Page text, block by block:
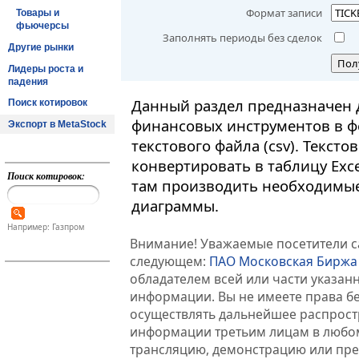
Товары и
фьючерсы
Другие рынки
Лидеры роста и
падения
Поиск котировок
Экспорт в MetaStock
Поиск котировок:
Например: Газпром
Формат записи
Заполнять периоды без сделок
Данный раздел
финансовых инструментов в
текстового файла (csv).
конвертировать в таблицу
там производить
диаграммы.
Внимание! Уважаемые посетители
следующем: ПАО Московская Биржа
обладателем всей или части
информации. Вы не имеете права
осуществлять дальнейшее
информации третьим лицам в
трансляцию, демонстрацию или